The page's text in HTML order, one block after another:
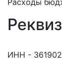
Расходы
ИНН -